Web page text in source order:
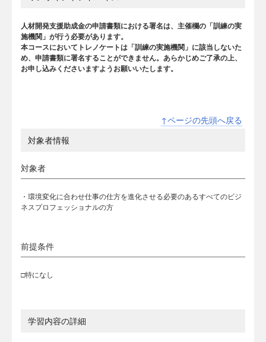
人材開発支援助成金の申請書類における署名は、主催欄の「訓練の実
施機関」が行う必要があります。
本コースにおいてトレノケートは「訓練の実施機関」に該当しないた
め、申請書類に署名することができません。あらかじめご了承の上、
お申し込みくださいますようお願いいたします。
↑ページの先頭へ戻る
対象者情報
対象者
・環境変化に合わせ仕事の仕方を進化させる必要のあるすべてのビジ
ネスプロフェッショナルの方
前提条件
□特になし
学習内容の詳細